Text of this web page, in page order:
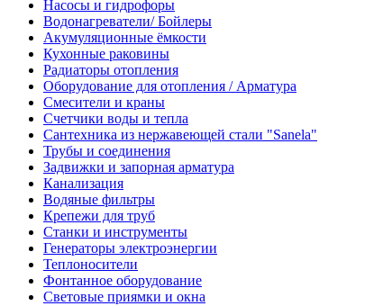
Насосы и гидрофоры
Водонагреватели/ Бойлеры
Акумуляционные ёмкости
Кухонные раковины
Радиаторы отопления
Оборудование для отопления / Арматура
Смесители и краны
Счетчики воды и тепла
Сантехника из нержавеющей стали "Sanela"
Трубы и соединения
Задвижки и запорная арматура
Канализация
Водяные фильтры
Крепежи для труб
Станки и инструменты
Генераторы электроэнергии
Теплоносители
Фонтанное оборудование
Световые приямки и окна